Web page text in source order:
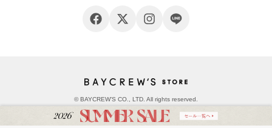
© BAYCREW’S CO., LTD. All rights reserved.